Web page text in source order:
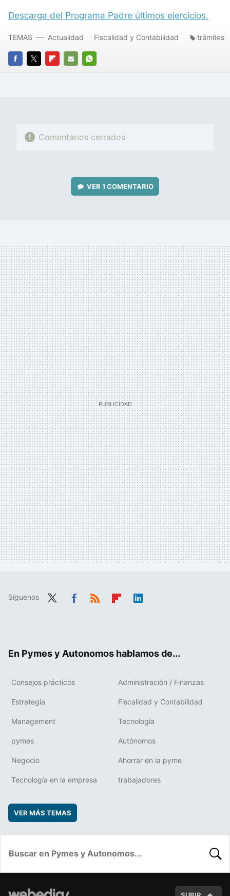
Descarga del Programa Padre últimos ejercicios.
FACEBOOK
TWITTERFLIPBOARD
E-
WHATSAPP
TEMAS Actualidad Fiscalidad y Contabilidad trámites
Comentarios cerrados
VER 1 COMENTARIO
Síguenos
En Pymes y Autonomos hablamos de...
Consejos prácticos Administración / Finanzas
Estrategia Fiscalidad y Contabilidad
Management Tecnología
pymes Autónomos
Negocio Ahorrar en la pyme
Tecnología en la empresa trabajadores
VER MÁS TEMAS